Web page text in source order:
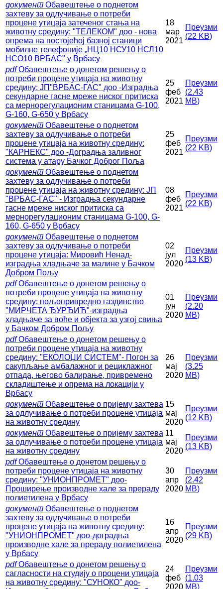
документ Обавештење о поднетом
захтеву за одлучивање о потреби
процене утицаја затеченог стања на
животну средину: "TЕЛЕКОМ" доо - нова
опрема на постојећој базној станици
мобилне телефоније „НЦ10 НСУ10 НСЛ10
НСО10 ВРБАС" у Врбасу
18
мар
2021
Преузми
(22 KB)
pdf Обавештење о донетом решењу о
потреби процене утицаја на животну
средину: ЈП"ВРБАС-ГАС" доо -Изградња
секундарне гасне мреже ниског притиска
са мернорегулационим станицама G-100,
G-160, G-650 у Врбасу
25
феб
2021
Преузми
(2.43
MB)
документ Обавештење о поднетом
захтеву за одлучивање о потреби
процене утицаја на животну средину:
"КАРНЕКС" доо -Доградња заливног
система у атару Бачког Доброг Поља
25
феб
2021
Преузми
(22 KB)
документ Обавештење о поднетом
захтеву за одлучивање о потреби
процене утицаја на животну средину: ЈП
"ВРБАС-ГАС" - Изградња секундарне
гасне мреже ниског притиска са
мернорегулационим станицама G-100, G-
160, G-650 у Врбасу
08
феб
2021
Преузми
(22 KB)
документ Обавештење о поднетом
захтеву за одлучивање о потреби
процене утицаја: Мировић Ненад-
изградња хладњаче за малине у Бачком
Добром Пољу
02
јул
2020
Преузми
(13 KB)
pdf Обавештење о донетом решењу о
потреби процене утицаја на животну
средину: пољопривредно газдинство
"МИРЧЕТА ЂУРЂИЋ"-изградња
хладњаче за воће и објекта за узгој свиња
у Бачком Добром Пољу
01
јун
2020
Преузми
(2.20
MB)
pdf Обавештење о донетом решењу о
потреби процене утицаја на животну
средину: "ЕКОЛОЏИ СИСТЕМ"- Погон за
сакупљање амбалажног и рециклажног
отпада, његово балирање, привремено
складиштење и опрема на локацији у
Врбасу
26
мај
2020
Преузми
(3.25
MB)
документ Обавештење о пријему захтева
за одлучивање о потреби процене утицаја
на животну средину
15
мај
2020
Преузми
(12 KB)
документ Обавештење о пријему захтева
за одлучивање о потреби процене утицаја
на животну средину
11
мај
2020
Преузми
(13 KB)
pdf Обавештење о донетом решењу о
потреби процене утицаја на животну
средину: "УНИОНПРОМЕТ" доо-
Проширење производне хале за прераду
полиетилена у Врбасу
30
апр
2020
Преузми
(2.42
MB)
документ Обавештење о поднетом
захтеву за одлучивање о потреби
процене утицаја на животну средину:
"УНИОНПРОМЕТ" доо-доградња
производне хале за прераду полиетилена
у Врбасу
16
апр
2020
Преузми
(29 KB)
pdf Обавештење о донетом решењу о
сагласности на студију о процени утицаја
на животну средину: "СУНОКО" доо-
24
феб
2020
Преузми
(1.03
MB)